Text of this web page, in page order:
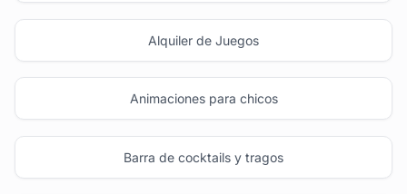
Alquiler de Juegos
Animaciones para chicos
Barra de cocktails y tragos